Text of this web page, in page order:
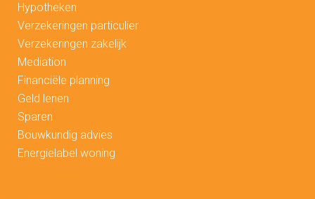
Hypotheken
Verzekeringen particulier
Verzekeringen zakelijk
Mediation
Financiële planning
Geld lenen
Sparen
Bouwkundig advies
Energielabel woning